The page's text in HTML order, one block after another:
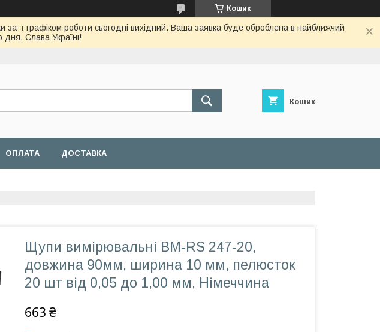
Кошик
її графіком роботи сьогодні вихідний. Ваша заявка буде оброблена в найближчий
Слава Україні!
Кошик
ОПЛАТА ДОСТАВКА
Щупи вимірювальні BM-RS 247-20,
довжина 90мм, ширина 10 мм, пелюсток
20 шт від 0,05 до 1,00 мм, Німеччина
663 ₴